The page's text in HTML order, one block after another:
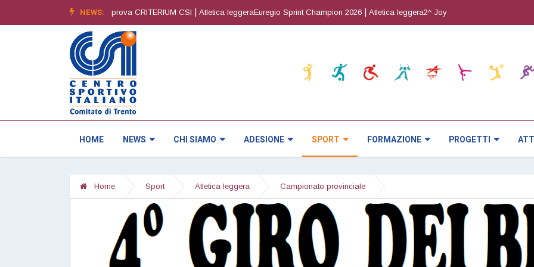
NEWS:
Orienteering4^ prova CRITERIUM CSI |Atletica leggeraEuregio Sprint Champion 2026 |Atletica leggera2^ Joy Cup |Orienteering5^ prova
HOME NEWS CHI SIAMO ADESIONE SPORT FORMAZIONE PROGETTI
Home Sport Atletica leggera Campionato provinciale